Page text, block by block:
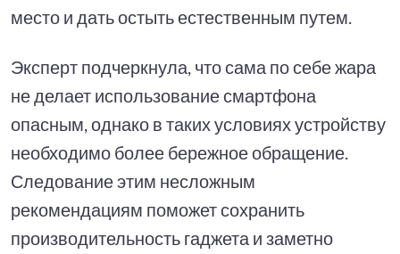
место и дать остыть естественным путем.
Эксперт подчеркнула, что сама по себе жара
не делает использование смартфона
опасным, однако в таких условиях устройству
необходимо более бережное обращение.
Следование этим несложным
рекомендациям поможет сохранить
производительность гаджета и заметно